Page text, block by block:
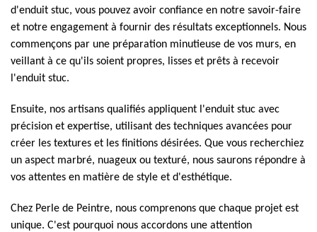
d'enduit stuc, vous pouvez avoir confiance en notre savoir-faire
et notre engagement à fournir des résultats exceptionnels. Nous
commençons par une préparation minutieuse de vos murs, en
veillant à ce qu'ils soient propres, lisses et prêts à recevoir
l'enduit stuc.
Ensuite, nos artisans qualifiés appliquent l'enduit stuc avec
précision et expertise, utilisant des techniques avancées pour
créer les textures et les finitions désirées. Que vous recherchiez
un aspect marbré, nuageux ou texturé, nous saurons répondre à
vos attentes en matière de style et d'esthétique.
Chez Perle de Peintre, nous comprenons que chaque projet est
unique. C'est pourquoi nous accordons une attention